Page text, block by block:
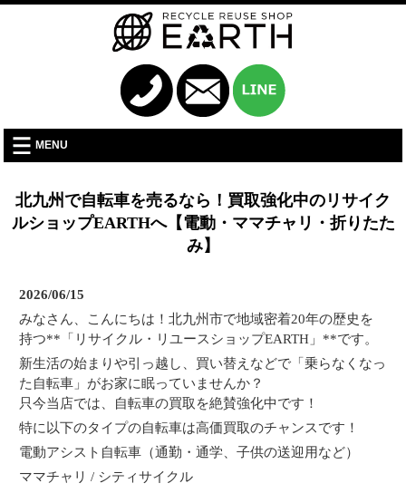
MENU
北九州で自転車を売るなら！買取強化中のリサイク
ルショップEARTHへ【電動・ママチャリ・折りたた
み】
2026/06/15
みなさん、こんにちは！北九州市で地域密着20年の歴史を
持つ**「リサイクル・リユースショップEARTH」**です。
新生活の始まりや引っ越し、買い替えなどで「乗らなくなっ
た自転車」がお家に眠っていませんか？
只今当店では、自転車の買取を絶賛強化中です！
特に以下のタイプの自転車は高価買取のチャンスです！
電動アシスト自転車（通勤・通学、子供の送迎用など）
ママチャリ / シティサイクル